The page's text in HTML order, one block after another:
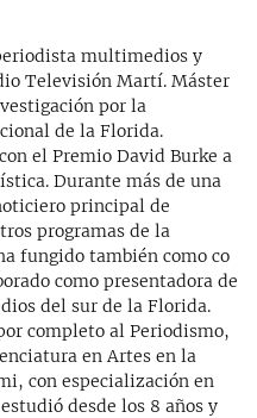
multimedios y
Televisión Martí. Máster
por la
de la Florida.
el Premio David Burke a
Durante más de una
principal de
programas de la
fungido también como co
como presentadora de
del sur de la Florida.
completo al Periodismo,
en Artes en la
con especialización en
desde los 8 años y